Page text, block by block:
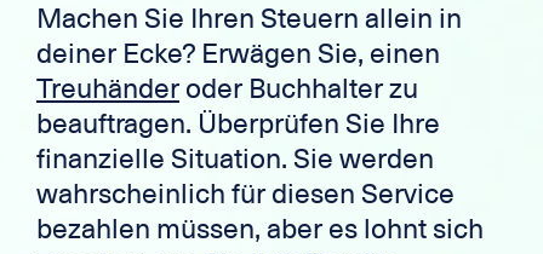
Machen Sie Ihren Steuern allein in
deiner Ecke? Erwägen Sie, einen
Treuhänder oder Buchhalter zu
beauftragen. Überprüfen Sie Ihre
finanzielle Situation. Sie werden
wahrscheinlich für diesen Service
bezahlen müssen, aber es lohnt sich